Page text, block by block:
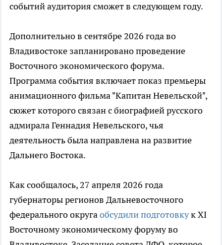
событий аудитория сможет в следующем году.
Дополнительно в сентябре 2026 года во
Владивостоке запланировано проведение
Восточного экономического форума.
Программа события включает показ премьеры
анимационного фильма "Капитан Невельской",
сюжет которого связан с биографией русского
адмирала Геннадия Невельского, чья
деятельность была направлена на развитие
Дальнего Востока.
Как сообщалось, 27 апреля 2026 года
губернаторы регионов Дальневосточного
федерального округаобсудили подготовкук XI
Восточному экономическому форуму во